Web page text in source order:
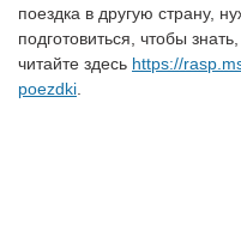
поездка в другую страну,
подготовиться, чтобы
читайте здесь https://
poezdki